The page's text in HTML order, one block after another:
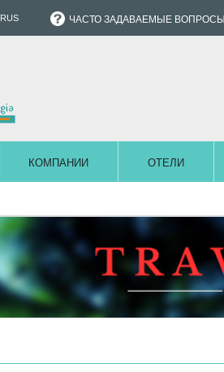
RUS ЧАСТО ЗАДАВАЕМЫЕ ВОПРОСЫ
КОМПАНИИ ОТЕЛИ